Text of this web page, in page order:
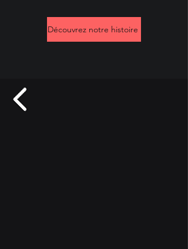
Découvrez notre histoire